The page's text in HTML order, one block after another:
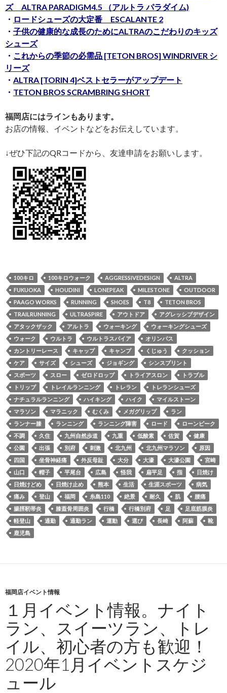
ズ ALTRA PARADIGM4.5 （アルトラ パラダイム)
・ ロードシューズの大定番 ESCALANTE 2
・ 子供の健康的な成長のためにALTRAのこだわりのキッズ
シューズ
・ これからの季節の必需品 [TETON BROS] WINDRIVER シ
リーズ
・ ALTRA [TORIN 4]ベストセラーがアップデート
・ TETON BROS SCRAMBRING SHORT
福岡店にはラインもあります。
お店の情報、イベントなどをお伝えしています。
↓ぜひ下記のQRコードから、友達申請をお願いします。
100キロ 100キロウォーク AGGRESSIVEDESIGN
ALTRA
FUKUOKA
HOUDINI LONEPEAK MILESTONE
OUTDOOR
PAAGO WORKS
RUNNING SHOES T8
TETON BROS
TRAILRUNNING
ULTRASPIRE アウトドア
アグレッシブデザイン
アタックザック
アルトラ ウォーキング
ウォーキングシューズ
ウォーク
ウルトラ ウルトラスパイア
オリンパス
カントリーレース
キャップ キャンプ くじゅう
クッション
ケア
サイズ シューズ ジョギング
シンスプリント
スポーツ
スロー ゼロドロップ トライアスロン
トラブル
トリップ
トレイルランニング トレラン
トレランシューズ
ナチュラルランニング
ハイキング ハイク
マイルストーン
マラソン
マラニック むくみ メガグリップ
ラン
ランナー膝
ランニング ランニング障害 ロード
ローンピーク
不調
久住 九州自然歩道 九重 低酸素 佐賀
健康
公園
出張 別府 刺激 北九州 北九州マラソン
原因
四国
坐骨神経痛 外反母趾 大分 大濠 大濠公園
宮崎
山口
帽子 平尾台 広島 怪我 扁平足 指
日焼け
日焼けどめ
日焼け止め 熊本 生活 生涯スポーツ
病気
痛み
登山 福岡 糸島110 絶景 耐久 肌
腰痛
腸脛靭帯炎
膝蓋骨周囲炎 行橋 行橋別府 足
足底筋膜炎
軽登山
通勤 通勤ラン 運動 選び 長崎 阿蘇
靴
鹿児島
福岡店イベント情報
１月イベント情報。ナイト
ラン、スイーツラン、トレ
イル、初心者の方も歓迎！
2020年1月イベントスケジ
ュール